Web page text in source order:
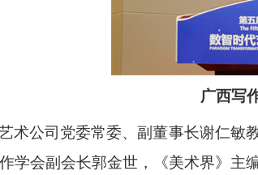
广西写
术公司党委常委、副董事长谢仁敏
学会副会长郭金世，《美术界》